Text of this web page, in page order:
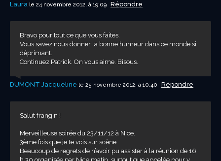
Laura le 24 novembre 2012, à 19:09 Répondre
Bravo pour tout ce que vous faites.
Vous savez nous donner la bonne humeur dans ce monde si
déprimant.
Continuez Patrick. On vous aime. Bisous.
DUMONT Jacqueline le 25 novembre 2012, à 10:40 Répondre
Salut frangin !
Merveilleuse soirée du 23/11/12 à Nice.
3ème fois que je te vois sur scène.
Beaucoup de regrets de n’avoir pu assister à la réunion de 16